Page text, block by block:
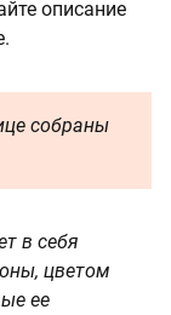
описание
собраны
в себя
цветом
ее